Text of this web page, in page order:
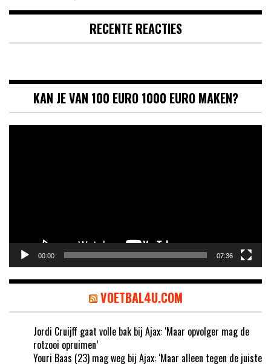
RECENTE REACTIES
KAN JE VAN 100 EURO 1000 EURO MAKEN?
00:00 07:36
VOETBAL4U.COM
Jordi Cruijff gaat volle bak bij Ajax: ‘Maar opvolger mag de
rotzooi opruimen’
Youri Baas (23) mag weg bij Ajax: ‘Maar alleen tegen de juiste